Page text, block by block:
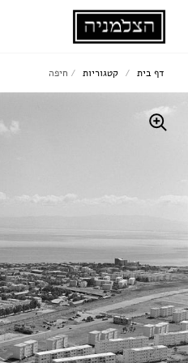
דף בית / קטגוריות / חיפה